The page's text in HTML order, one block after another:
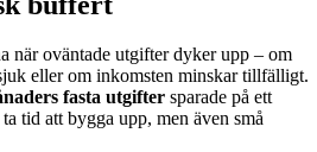
när oväntade utgifter dyker upp – om
eller om inkomsten minskar tillfälligt.
fasta utgifter sparade på ett
tid att bygga upp, men även små